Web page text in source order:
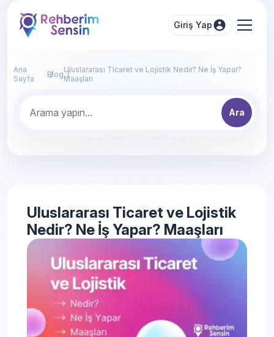
Giriş Yap
Ana
Sayfa
BlogUluslararası Ticaret ve Lojistik Nedir? Ne İş Yapar?
Maaşları
Ara
Uluslararası Ticaret ve Lojistik
Nedir? Ne İş Yapar? Maaşları